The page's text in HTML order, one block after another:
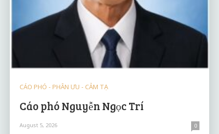
CÁO PHÓ - PHÂN ƯU - CẢM TẠ
Cáo phó Nguyễn Ngọc Trí
August 5, 2026 0